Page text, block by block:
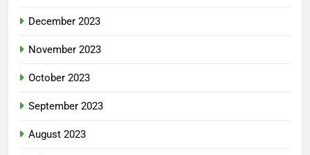
December 2023
November 2023
October 2023
September 2023
August 2023